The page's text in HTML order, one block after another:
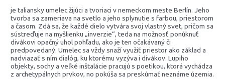
je taliansky umelec žijúci a tvoriaci v nemeckom meste Berlín. Jeho
tvorba sa zameriava na svetlo a jeho splynutie s farbou, priestorom
a časom. Zdá sa, že každé dielo vytvára svoj vlastný svet, pričom sa
sústreďuje na myšlienku „inverzie“, teda na možnosť ponúknuť
divákovi opačný uhol pohľadu, ako je ten očakávaný či
predpovedaný. Umelec sa vždy snaží využiť priestor ako základ a
nadviazať s ním dialóg, ku ktorému vyzýva i divákov. Lupiho
objekty, sochy a veľké inštalácie pracujú s poetikou, ktorá vychádza
z archetypálnych prvkov, no pokúša sa preskúmať neznáme územia.